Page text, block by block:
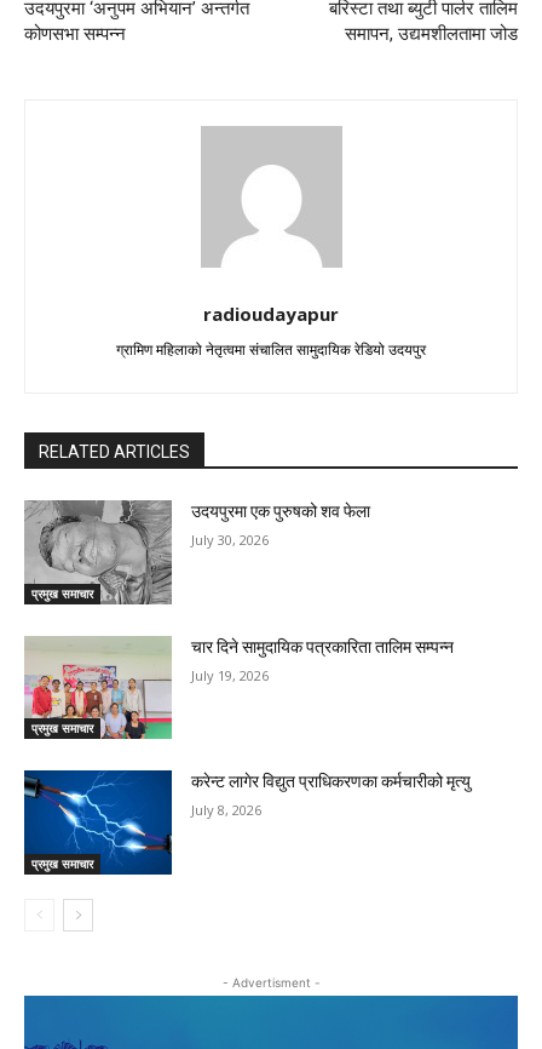
उदयपुरमा ‘अनुपम अभियान’ अन्तर्गत
कोणसभा सम्पन्न
बरिस्टा तथा ब्युटी पार्लर तालिम
समापन, उद्यमशीलतामा जोड
radioudayapur
ग्रामिण महिलाको नेतृत्वमा संचालित सामुदायिक रेडियो उदयपुर
RELATED ARTICLES
प्रमुख समाचार
उदयपुरमा एक पुरुषको शव फेला
July 30, 2026
प्रमुख समाचार
चार दिने सामुदायिक पत्रकारिता तालिम सम्पन्न
July 19, 2026
प्रमुख समाचार
करेन्ट लागेर विद्युत प्राधिकरणका कर्मचारीको मृत्यु
July 8, 2026
- Advertisment -